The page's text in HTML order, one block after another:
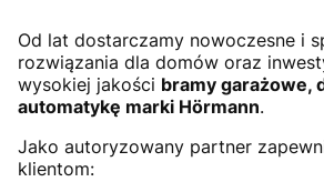
Od lat dostarczamy nowoczesne i
rozwiązania dla domów oraz
wysokiej jakości bramy garażowe,
automatykę marki Hörmann.
Jako autoryzowany partner
klientom: